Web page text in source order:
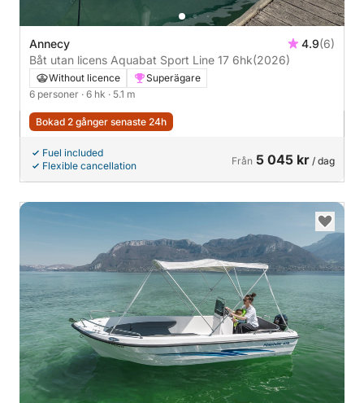
Annecy 4.9(6)
Båt utan licens Aquabat Sport Line 17 6hk(2026)
Without licence
Superägare
6 personer · 6 hk · 5.1 m
Bokad 2 gånger senaste 24h
Fuel included
Flexible cancellation
Från 5 045 kr / dag